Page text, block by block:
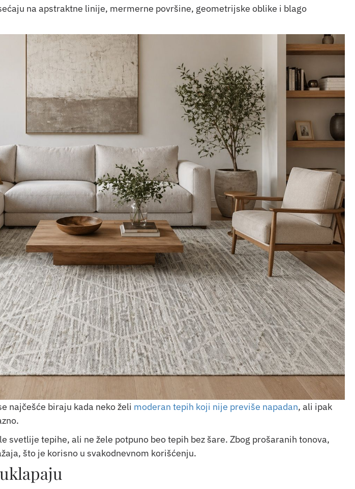
na apstraktne linije, mermerne površine, geometrijske oblike i blago
najčešće biraju kada neko želi moderan tepih koji nije previše napadan, ali ipak
svetlije tepihe, ali ne žele potpuno beo tepih bez šare. Zbog prošaranih tonova,
što je korisno u svakodnevnom korišćenju.